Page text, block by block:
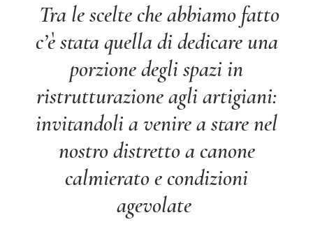
Tra le scelte che abbiamo fatto
c’è stata quella di dedicare una
porzione degli spazi in
ristrutturazione agli artigiani:
invitandoli a venire a stare nel
nostro distretto a canone
calmierato e condizioni
agevolate